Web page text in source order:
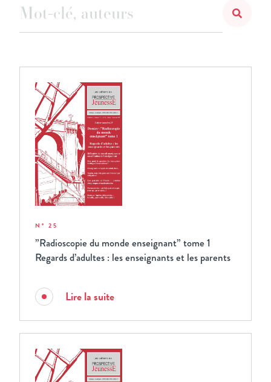
AUTEUR.ES
N° 25
”Radioscopie du monde enseignant” tome 1
Regards d’adultes : les enseignants et les parents
Lire la suite